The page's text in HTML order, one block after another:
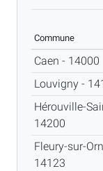
Commune
Caen - 14000
Louvigny -
Hérouville-
14200
Fleury-sur-
14123